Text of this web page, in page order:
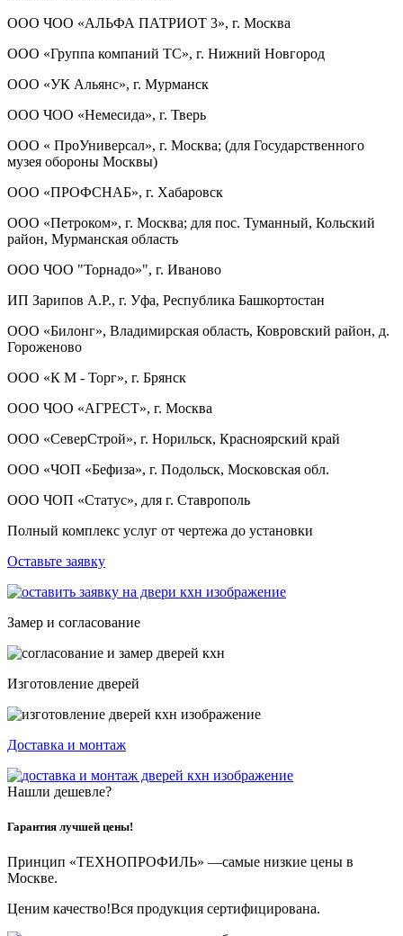
ООО ЧОО «АЛЬФА ПАТРИОТ 3», г. Москва
ООО «Группа компаний ТС», г. Нижний Новгород
ООО «УК Альянс», г. Мурманск
ООО ЧОО «Немесида», г. Тверь
ООО « ПроУниверсал», г. Москва; (для Государственного
музея обороны Москвы)
ООО «ПРОФСНАБ», г. Хабаровск
ООО «Петроком», г. Москва; для пос. Туманный, Кольский
район, Мурманская область
ООО ЧОО "Торнадо»", г. Иваново
ИП Зарипов А.Р., г. Уфа, Республика Башкортостан
ООО «Билонг», Владимирская область, Ковровский район, д.
Гороженово
ООО «К М - Торг», г. Брянск
ООО ЧОО «АГРЕСТ», г. Москва
ООО «СеверСтрой», г. Норильск, Красноярский край
ООО «ЧОП «Бефиза», г. Подольск, Московская обл.
ООО ЧОП «Статус», для г. Ставрополь
Полный комплекс услуг от чертежа до установки
Оставьте заявку
Замер и согласование
Изготовление дверей
Доставка и монтаж
Нашли дешевле?
Гарантия лучшей цены!
Принцип «ТЕХНОПРОФИЛЬ» —самые низкие цены в
Москве.
Ценим качество!Вся продукция сертифицирована.